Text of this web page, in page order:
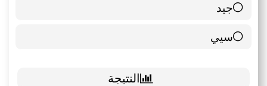
جيد
0 ( 0 % )
سيي
1 ( 14.29 % )